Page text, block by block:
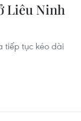
Liêu Ninh
tiếp tục kéo dài